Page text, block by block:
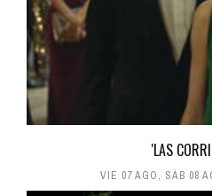
'LAS
VIE 07 AGO, SÁB 08